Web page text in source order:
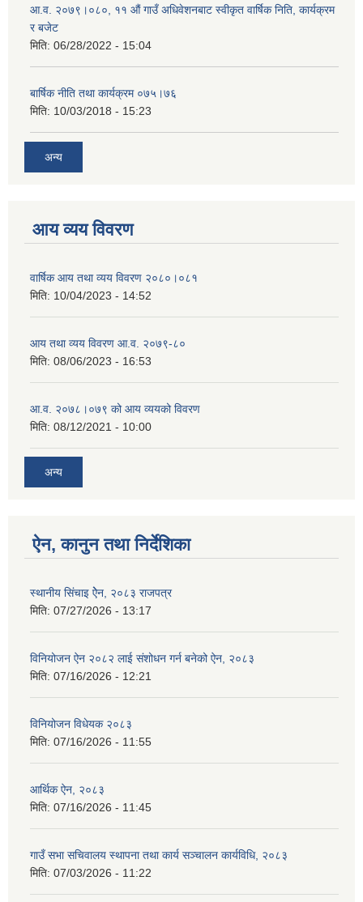
आ.व. २०७९।०८०, ११ औं गाउँ अधिवेशनबाट स्वीकृत वार्षिक निति, कार्यक्रम
र बजेट
मिति: 06/28/2022 - 15:04
बार्षिक नीति तथा कार्यक्रम ०७५।७६
मिति: 10/03/2018 - 15:23
अन्य
आय व्यय विवरण
वार्षिक आय तथा व्यय विवरण २०८०।०८१
मिति: 10/04/2023 - 14:52
आय तथा व्यय विवरण आ.व. २०७९-८०
मिति: 08/06/2023 - 16:53
आ.व. २०७८।०७९ को आय व्ययको विवरण
मिति: 08/12/2021 - 10:00
अन्य
ऐन, कानुन तथा निर्देशिका
स्थानीय सिंचाइ ऐेन, २०८३ राजपत्र
मिति: 07/27/2026 - 13:17
विनियोजन ऐन २०८२ लाई संशोधन गर्न बनेको ऐन, २०८३
मिति: 07/16/2026 - 12:21
विनियोजन विधेयक २०८३
मिति: 07/16/2026 - 11:55
आर्थिक ऐन, २०८३
मिति: 07/16/2026 - 11:45
गाउँ सभा सचिवालय स्थापना तथा कार्य सञ्चालन कार्यविधि, २०८३
मिति: 07/03/2026 - 11:22